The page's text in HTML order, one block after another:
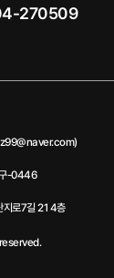
270509
-0446
지로7길 21 4층